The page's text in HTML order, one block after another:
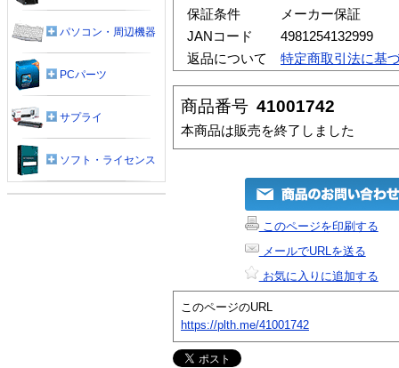
保証条件
メーカー保証
JANコード
4981254132999
返品について
特定商取引法に基
商品番号 41001742
本商品は販売を終了しました
このページを印刷する
メールでURLを送る
お気に入りに追加する
このページのURL
https://plth.me/41001742
パソコン・周辺機器
PCパーツ
サプライ
ソフト・ライセンス